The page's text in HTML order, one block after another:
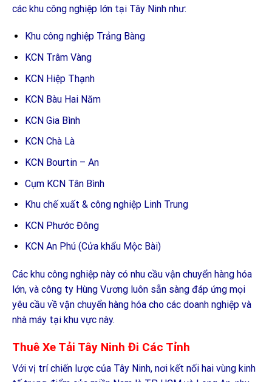
các khu công nghiệp lớn tại Tây Ninh như:
Khu công nghiệp Trảng Bàng
KCN Trâm Vàng
KCN Hiệp Thạnh
KCN Bàu Hai Năm
KCN Gia Bình
KCN Chà Là
KCN Bourtin – An
Cụm KCN Tân Bình
Khu chế xuất & công nghiệp Linh Trung
KCN Phước Đông
KCN An Phú (Cửa khẩu Mộc Bài)
Các khu công nghiệp này có nhu cầu vận chuyển hàng hóa
lớn, và công ty Hùng Vương luôn sẵn sàng đáp ứng mọi
yêu cầu về vận chuyển hàng hóa cho các doanh nghiệp và
nhà máy tại khu vực này.
Thuê Xe Tải Tây Ninh Đi Các Tỉnh
Với vị trí chiến lược của Tây Ninh, nơi kết nối hai vùng kinh